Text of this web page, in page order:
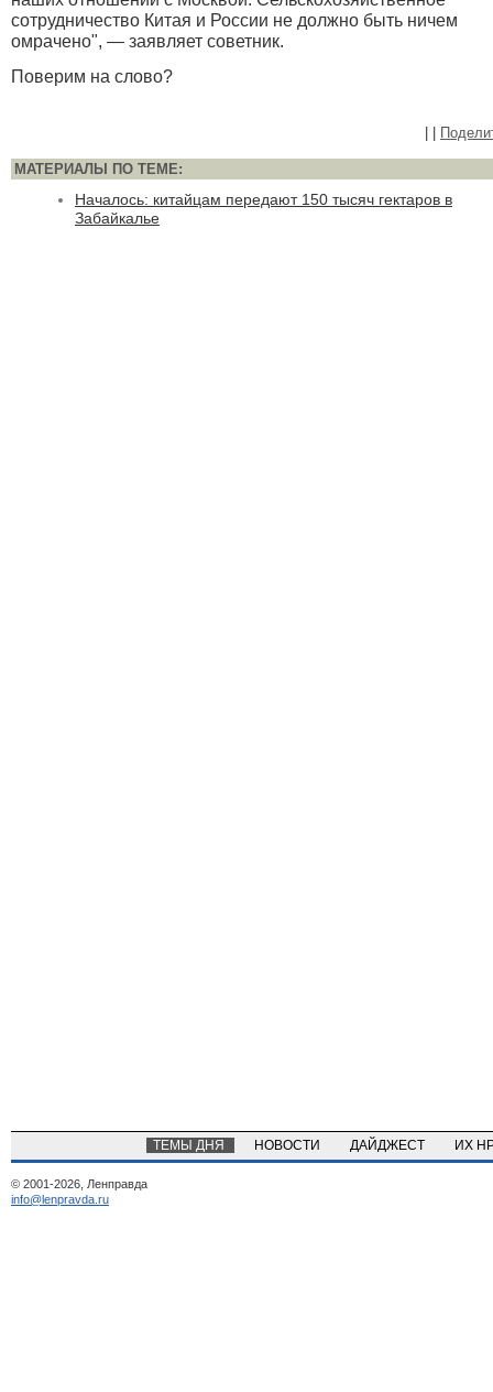
сотрудничество Китая и России не должно быть ничем
омрачено", — заявляет советник.
Поверим на слово?
МАТЕРИАЛЫ ПО ТЕМЕ:
Началось: китайцам передают 150 тысяч гектаров в
Забайкалье
ТЕМЫ ДНЯ НОВОСТИ ДАЙДЖЕСТ ИХ
© 2001-2026, Ленправда
info@lenpravda.ru